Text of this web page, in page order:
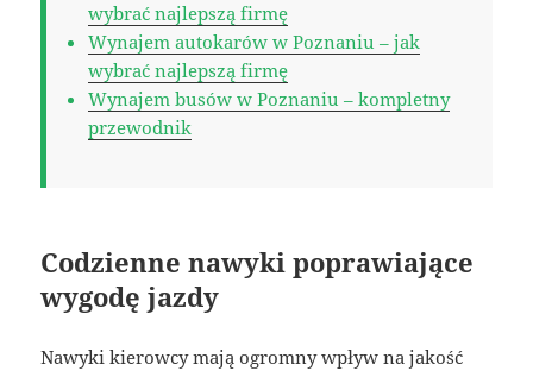
wybrać najlepszą firmę
Wynajem autokarów w Poznaniu – jak
wybrać najlepszą firmę
Wynajem busów w Poznaniu – kompletny
przewodnik
Codzienne nawyki poprawiające
wygodę jazdy
Nawyki kierowcy mają ogromny wpływ na jakość